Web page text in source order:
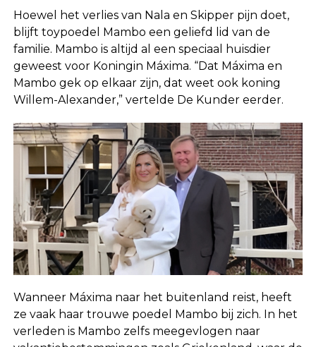
Hoewel het verlies van Nala en Skipper pijn doet,
blijft toypoedel Mambo een geliefd lid van de
familie. Mambo is altijd al een speciaal huisdier
geweest voor Koningin Máxima. “Dat Máxima en
Mambo gek op elkaar zijn, dat weet ook koning
Willem-Alexander,” vertelde De Kunder eerder.
Wanneer Máxima naar het buitenland reist, heeft
ze vaak haar trouwe poedel Mambo bij zich. In het
verleden is Mambo zelfs meegevlogen naar